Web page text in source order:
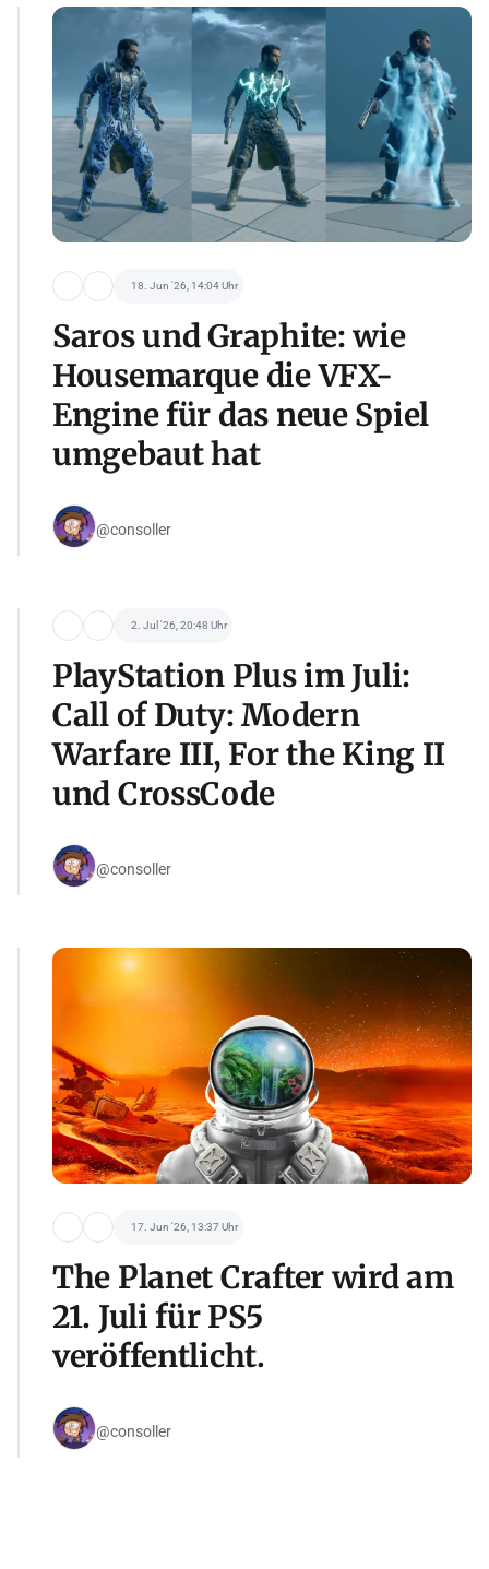
18. Jun '26, 14:04 Uhr
Saros und Graphite: wie
Housemarque die VFX-
Engine für das neue Spiel
umgebaut hat
@consoller
2. Jul '26, 20:48 Uhr
PlayStation Plus im Juli:
Call of Duty: Modern
Warfare III, For the King II
und CrossCode
@consoller
17. Jun '26, 13:37 Uhr
The Planet Crafter wird am
21. Juli für PS5
veröffentlicht.
@consoller